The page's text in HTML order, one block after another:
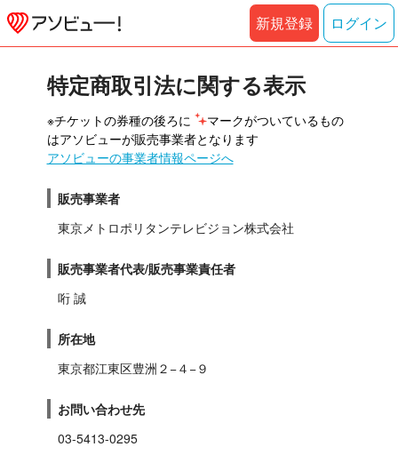
新規登録 ログイン
特定商取引法に関する表示
※チケットの券種の後ろに
マークがついているもの
はアソビューが販売事業者となります
アソビューの事業者情報ページへ
販売事業者
東京メトロポリタンテレビジョン株式会社
販売事業者代表/販売事業責任者
哘 誠
所在地
東京都江東区豊洲２−４−９
お問い合わせ先
03-5413-0295